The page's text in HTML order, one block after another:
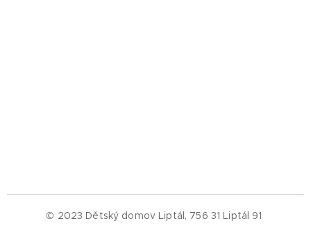
© 2023 Dětský domov Liptál, 756 31 Liptál 91